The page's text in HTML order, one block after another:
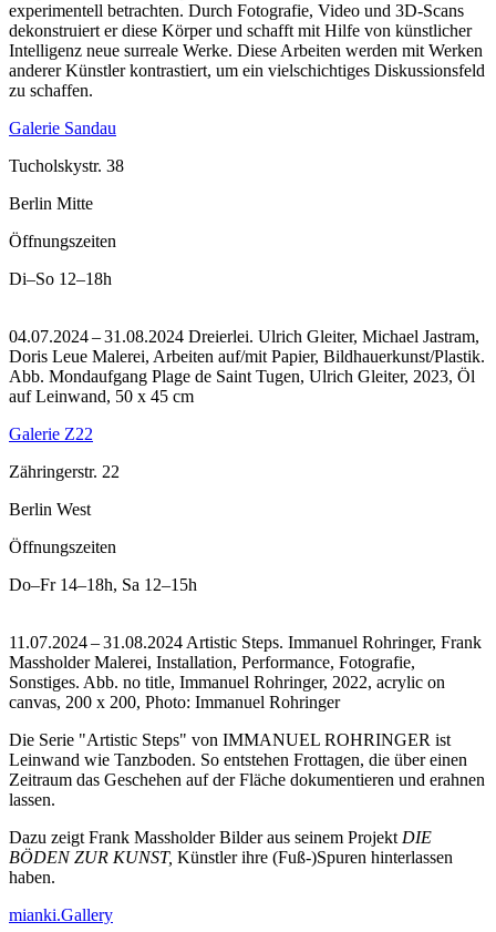
experimentell betrachten. Durch Fotografie, Video und 3D-Scans
dekonstruiert er diese Körper und schafft mit Hilfe von künstlicher
Intelligenz neue surreale Werke. Diese Arbeiten werden mit Werken
anderer Künstler kontrastiert, um ein vielschichtiges Diskussionsfeld
zu schaffen.
Galerie Sandau
Tucholskystr. 38
Berlin Mitte
Öffnungszeiten
Di–So 12–18h
04.07.2024 – 31.08.2024 Dreierlei. Ulrich Gleiter, Michael Jastram,
Doris Leue Malerei, Arbeiten auf/mit Papier, Bildhauerkunst/Plastik.
Abb. Mondaufgang Plage de Saint Tugen, Ulrich Gleiter, 2023, Öl
auf Leinwand, 50 x 45 cm
Galerie Z22
Zähringerstr. 22
Berlin West
Öffnungszeiten
Do–Fr 14–18h, Sa 12–15h
11.07.2024 – 31.08.2024 Artistic Steps. Immanuel Rohringer, Frank
Massholder Malerei, Installation, Performance, Fotografie,
Sonstiges. Abb. no title, Immanuel Rohringer, 2022, acrylic on
canvas, 200 x 200, Photo: Immanuel Rohringer
Die Serie "Artistic Steps" von IMMANUEL ROHRINGER ist
Leinwand wie Tanzboden. So entstehen Frottagen, die über einen
Zeitraum das Geschehen auf der Fläche dokumentieren und erahnen
lassen.
Dazu zeigt Frank Massholder Bilder aus seinem Projekt DIE
BÖDEN ZUR KUNST, Künstler ihre (Fuß-)Spuren hinterlassen
haben.
mianki.Gallery